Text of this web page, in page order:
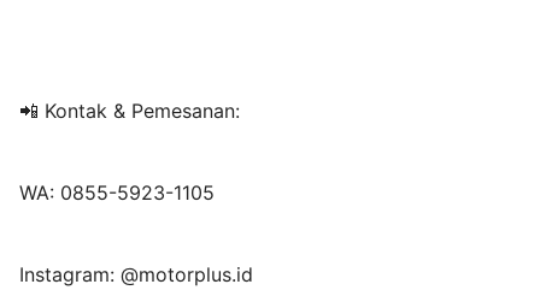
📲 Kontak & Pemesanan:
WA: 0855-5923-1105
Instagram: @motorplus.id